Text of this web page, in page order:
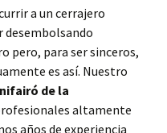
a un cerrajero
desembolsando
pero, para ser sinceros,
es así. Nuestro
de la
altamente
años de experiencia